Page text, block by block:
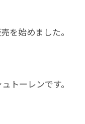
を始めました。
トーレンです。